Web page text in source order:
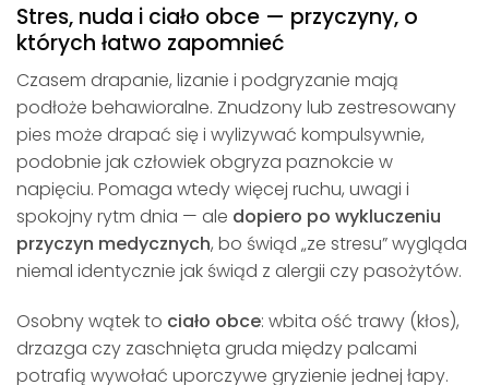
Stres, nuda i ciało obce — przyczyny, o
których łatwo zapomnieć
Czasem drapanie, lizanie i podgryzanie mają
podłoże behawioralne. Znudzony lub zestresowany
pies może drapać się i wylizywać kompulsywnie,
podobnie jak człowiek obgryza paznokcie w
napięciu. Pomaga wtedy więcej ruchu, uwagi i
spokojny rytm dnia — ale dopiero po wykluczeniu
przyczyn medycznych, bo świąd „ze stresu” wygląda
niemal identycznie jak świąd z alergii czy pasożytów.
Osobny wątek to ciało obce: wbita ość trawy (kłos),
drzazga czy zaschnięta gruda między palcami
potrafią wywołać uporczywe gryzienie jednej łapy.